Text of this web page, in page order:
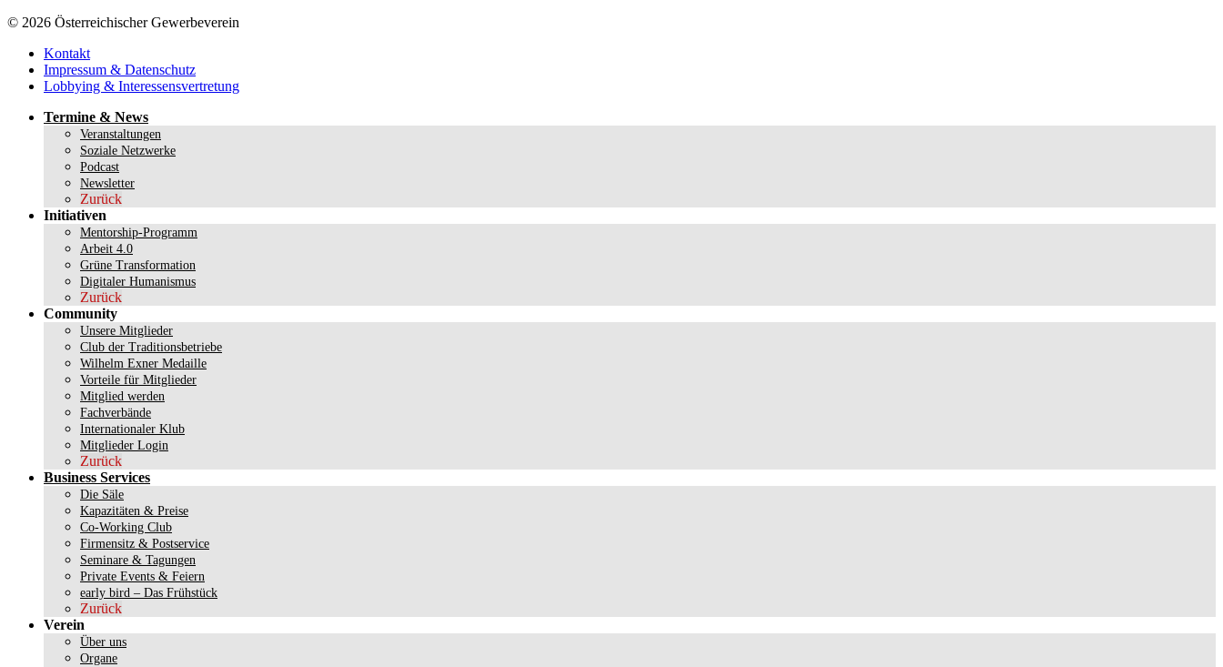
© 2026 Österreichischer Gewerbeverein
Kontakt
Impressum & Datenschutz
Lobbying & Interessensvertretung
Termine & News
Veranstaltungen
Soziale Netzwerke
Podcast
Newsletter
Zurück
Initiativen
Mentorship-Programm
Arbeit 4.0
Grüne Transformation
Digitaler Humanismus
Zurück
Community
Unsere Mitglieder
Club der Traditionsbetriebe
Wilhelm Exner Medaille
Vorteile für Mitglieder
Mitglied werden
Fachverbände
Internationaler Klub
Mitglieder Login
Zurück
Business Services
Die Säle
Kapazitäten & Preise
Co-Working Club
Firmensitz & Postservice
Seminare & Tagungen
Private Events & Feiern
early bird – Das Frühstück
Zurück
Verein
Über uns
Organe